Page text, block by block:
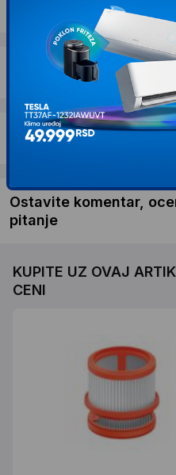
Dostava i povrat
Garancija
Recenzije kupaca
Ostavite komentar,
pitanje
KUPITE UZ OVAJ
CENI